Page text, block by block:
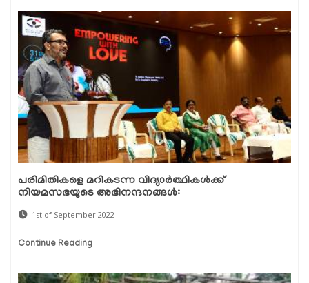
പരിമിതികളെ മറികടന്ന വിദ്യാർത്ഥികൾക്ക്
നിയമസഭയുടെ അഭിനന്ദനങ്ങൾ:
1st of September 2022
Continue Reading